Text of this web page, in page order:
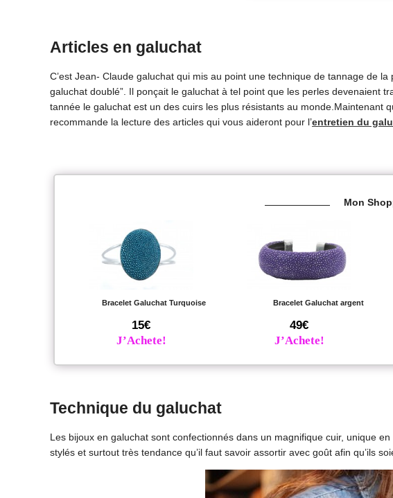
Articles en galuchat
C’est Jean- Claude galuchat qui mis au point une technique de tannage de
galuchat doublé”. Il ponçait le galuchat à tel point que les perles devenaient
tannée le galuchat est un des cuirs les plus résistants au monde.Maintenant
recommande la lecture des articles qui vous aideront pour l’entretien du
Mon
Bracelet Galuchat Turquoise
15€
J’Achete!
Bracelet Galuchat argent
49€
J’Achete!
Technique du galuchat
Les bijoux en galuchat sont confectionnés dans un magnifique cuir, unique
stylés et surtout très tendance qu’il faut savoir assortir avec goût afin qu’ils